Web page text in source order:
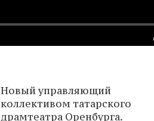
Новый управляющий
коллективом татарского
драмтеатра Оренбурга.